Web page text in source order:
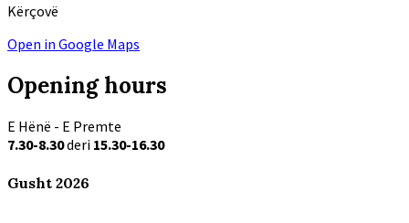
Kërçovë
Open in Google Maps
Opening hours
Е Hënë - E Premte
7.30-8.30deri 15.30-16.30
Gusht 2026